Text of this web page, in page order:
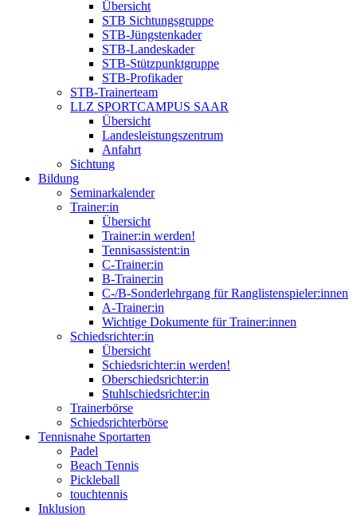
Übersicht
STB Sichtungsgruppe
STB-Jüngstenkader
STB-Landeskader
STB-Stützpunktgruppe
STB-Profikader
STB-Trainerteam
LLZ SPORTCAMPUS SAAR
Übersicht
Landesleistungszentrum
Anfahrt
Sichtung
Bildung
Seminarkalender
Trainer:in
Übersicht
Trainer:in werden!
Tennisassistent:in
C-Trainer:in
B-Trainer:in
C-/B-Sonderlehrgang für Ranglistenspieler:innen
A-Trainer:in
Wichtige Dokumente für Trainer:innen
Schiedsrichter:in
Übersicht
Schiedsrichter:in werden!
Oberschiedsrichter:in
Stuhlschiedsrichter:in
Trainerbörse
Schiedsrichterbörse
Tennisnahe Sportarten
Padel
Beach Tennis
Pickleball
touchtennis
Inklusion